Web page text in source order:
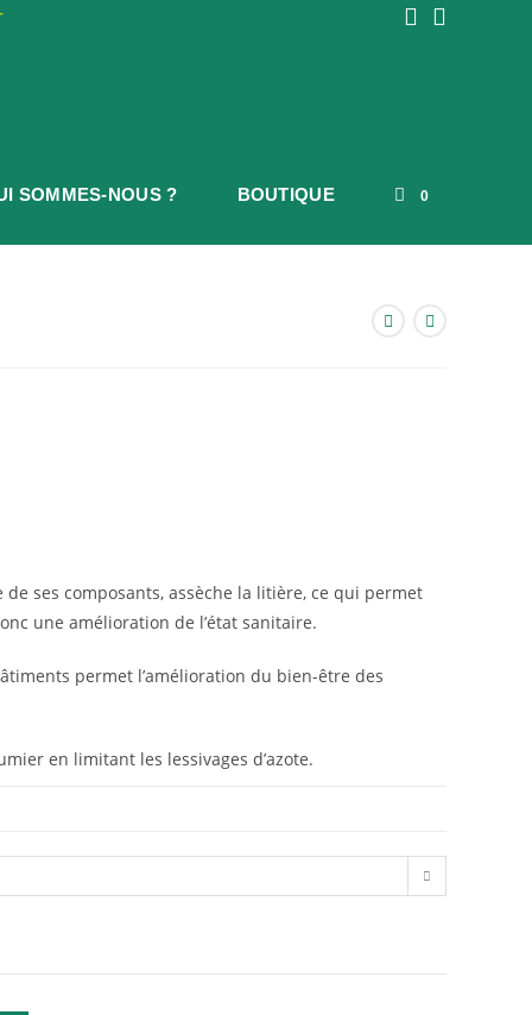
SOMMES-NOUS ? BOUTIQUE 0
de ses composants, assèche la litière, ce qui permet
une amélioration de l’état sanitaire.
permet l’amélioration du bien-être des
en limitant les lessivages d’azote.